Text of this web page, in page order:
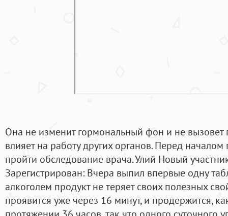
Она не изменит гормональный фон и не вызовет
влияет на работу других органов. Перед
пройти обследование врача. Улий Новый
Зарегистрирован: Вчера выпил впервые одну
алкоголем продукт не теряет своих полезных
проявится уже через 16 минут, и продержится,